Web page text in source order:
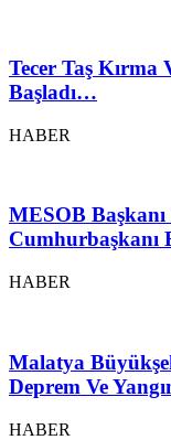
Tecer Taş Kırma
Başladı…
HABER
MESOB Başkanı
Cumhurbaşkanı
HABER
Malatya
Deprem Ve
HABER